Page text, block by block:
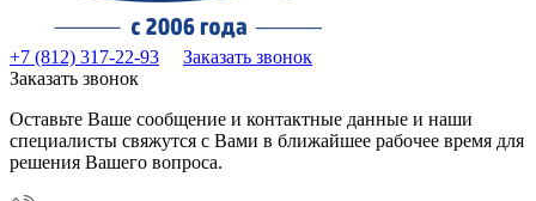
+7 (812) 317-22-93
Заказать звонок
Заказать звонок
Оставьте Ваше сообщение и контактные данные и наши
специалисты свяжутся с Вами в ближайшее рабочее время для
решения Вашего вопроса.